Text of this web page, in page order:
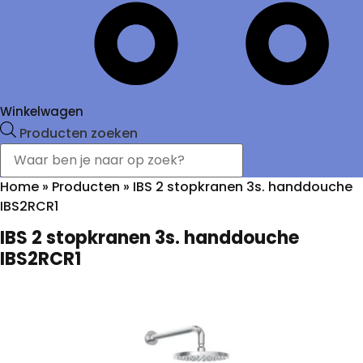
Winkelwagen
Producten zoeken
Home » Producten » IBS 2 stopkranen 3s. handdouche
IBS2RCR1
IBS 2 stopkranen 3s. handdouche
IBS2RCR1